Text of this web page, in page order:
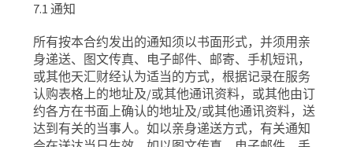
7.1通知
所有按本合约发出的通知须以书面形式，并须用亲
身递送、图文传真、电子邮件、邮寄、手机短讯，
或其他天汇财经认为适当的方式，根据记录在服务
认购表格上的地址及/或其他通讯资料，或其他由订
约各方在书面上确认的地址及/或其他通讯资料，送
达到有关的当事人。如以亲身递送方式，有关通知